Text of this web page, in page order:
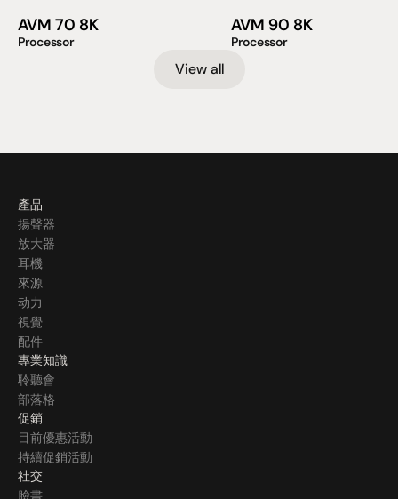
AVM 70 8K
Processor
AVM 90 8K
Processor
View all
產品
揚聲器
放大器
耳機
來源
动力
視覺
配件
專業知識
聆聽會
部落格
促銷
目前優惠活動
持續促銷活動
社交
臉書